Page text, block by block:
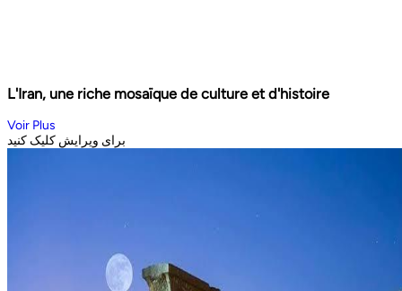
L'Iran, une riche mosaïque de culture et d'histoire
Voir Plus
برای ویرایش کلیک کنید